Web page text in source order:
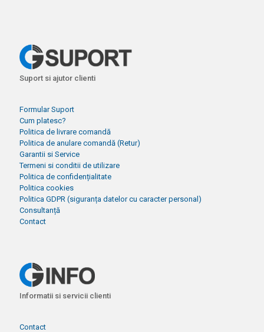
Suport si ajutor clienti
Formular Suport
Cum platesc?
Politica de livrare comandă
Politica de anulare comandă (Retur)
Garantii si Service
Termeni si conditii de utilizare
Politica de confidențialitate
Politica cookies
Politica GDPR (siguranța datelor cu caracter personal)
Consultanță
Contact
Informatii si servicii clienti
Contact